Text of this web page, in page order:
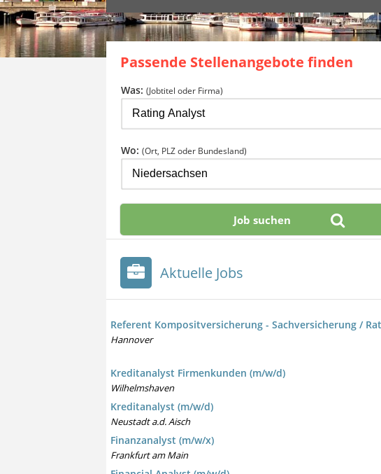
Passende Stellenangebote finden
Was: (Jobtitel oder Firma)
Wo: (Ort, PLZ oder Bundesland)
Aktuelle Jobs
Referent Kompositversicherung - Sachversicherung /
Hannover
Kreditanalyst Firmenkunden (m/w/d)
Wilhelmshaven
Kreditanalyst (m/w/d)
Neustadt a.d. Aisch
Finanzanalyst (m/w/x)
Frankfurt am Main